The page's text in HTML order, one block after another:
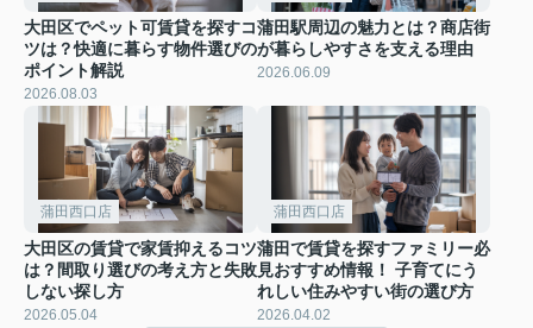
大田区でペット可賃貸を探すコ
ツは？快適に暮らす物件選びの
ポイント解説
2026.08.03
蒲田駅周辺の魅力とは？商店街
が暮らしやすさを支える理由
2026.06.09
蒲田西口店
大田区の賃貸で家賃抑えるコツ
は？間取り選びの考え方と失敗
しない探し方
2026.05.04
蒲田西口店
蒲田で賃貸を探すファミリー必
見おすすめ情報！ 子育てにう
れしい住みやすい街の選び方
2026.04.02